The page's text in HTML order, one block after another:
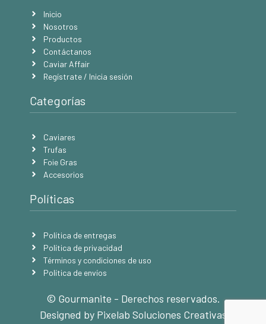
Inicio
Nosotros
Productos
Contáctanos
Caviar Affair
Regístrate / Inicia sesión
Categorías
Caviares
Trufas
Foie Gras
Accesorios
Políticas
Política de entregas
Política de privacidad
Términos y condiciones de uso
Política de envíos
© Gourmanite - Derechos reservados.
Designed by Pixelab Soluciones Creativas